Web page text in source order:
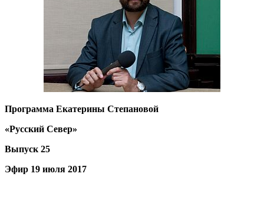
Программа Екатерины Степановой
«Русский Север»
Выпуск 25
Эфир 19 июля 2017